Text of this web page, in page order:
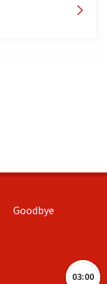

03:00
Goodbye